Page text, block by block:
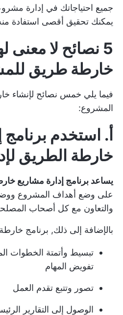
جميع احتياجاتك في إدارة
يمكنك تحقيق أقصى استفادة
5 نصائح لا معنى
خارطة طريق
فيما يلي خمس نصائح لإنشاء
المشروع:
أ. استخدم
خارطة الطريق
يساعد برنامج إدارة مشاريع
على وضع أهداف المشروع
والتعاون مع كل أصحاب
بالإضافة إلى ذلك, برنامج
تبسيط وأتمتة الخطوات
تفويض المهام
تصور وتتبع تقدم العمل
الوصول إلى التقارير